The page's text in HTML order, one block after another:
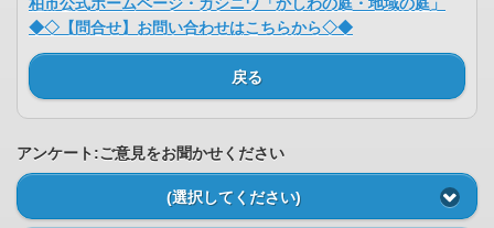
柏市公式ホームページ・カシニワ「かしわの庭・地域の庭」
◆◇【問合せ】お問い合わせはこちらから◇◆
戻る
アンケート:ご意見をお聞かせください
(選択してください)